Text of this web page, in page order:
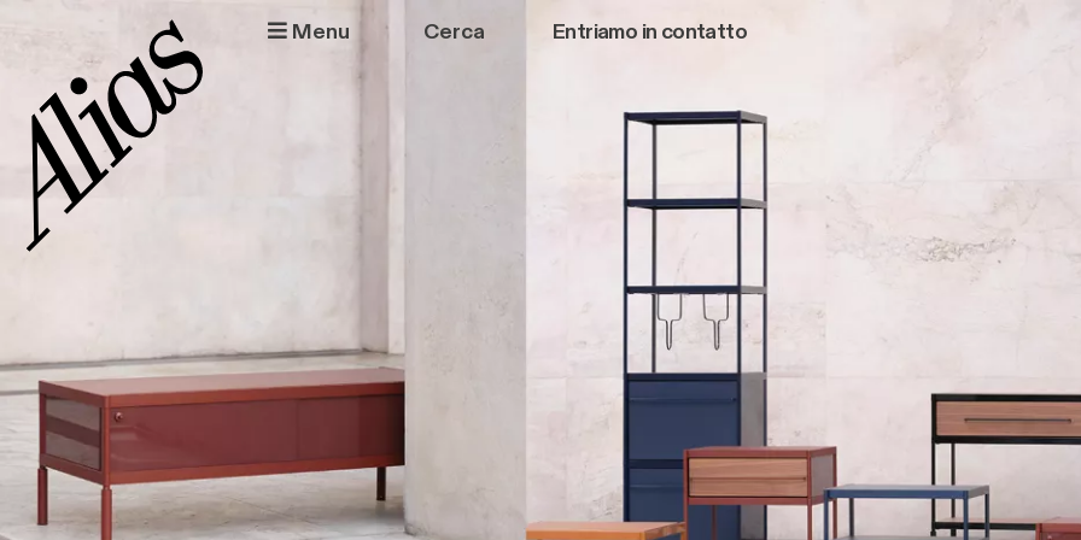
Salta al contenuto principale
Menu Main navigation
Entriamo in contatto